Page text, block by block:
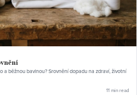
a běžnou bavlnou? Srovnění dopadu na zdraví, životní
11 min read